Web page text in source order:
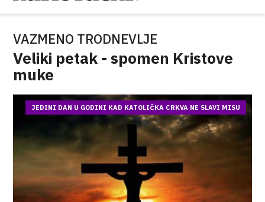
VAZMENO TRODNEVLJE
Veliki petak - spomen Kristove
muke
JEDINI DAN U GODINI KAD KATOLIČKA CRKVA NE SLAVI MISU